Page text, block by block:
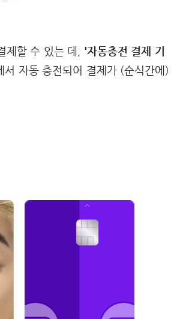
제할 수 있는 데, '자동충전 결제 기
자동 충전되어 결제가 (순식간에)